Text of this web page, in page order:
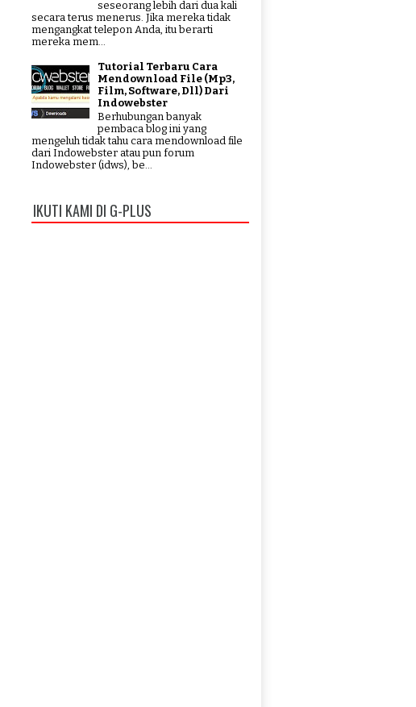
seseorang lebih dari dua kali
secara terus menerus. Jika mereka tidak
mengangkat telepon Anda, itu berarti
mereka mem...
Tutorial Terbaru Cara
Mendownload File (Mp3,
Film, Software, Dll) Dari
Indowebster
Berhubungan banyak
pembaca blog ini yang
mengeluh tidak tahu cara mendownload file
dari Indowebster atau pun forum
Indowebster (idws), be...
IKUTI KAMI DI G-PLUS